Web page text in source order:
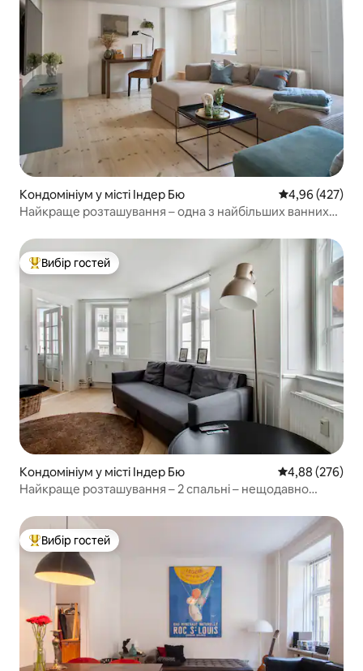
Кондомініум у місті Індер Бю Середня
4,96 (427)
Найкраще розташування – одна з найбільших ванних
Топ вибір гостей
Вибір гостей
Кондомініум у місті Індер Бю Середня
4,88 (276)
Найкраще розташування – 2 спальні – нещодавно
Топ вибір гостей
Вибір гостей